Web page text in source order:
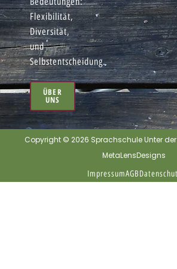
Flexibilität,
Diversität,
und
Selbstentscheidung.
ÜBER
UNS
Copyright © 2026 Sprachschule Unter der
MetaLensDesigns
ImpressumAGB